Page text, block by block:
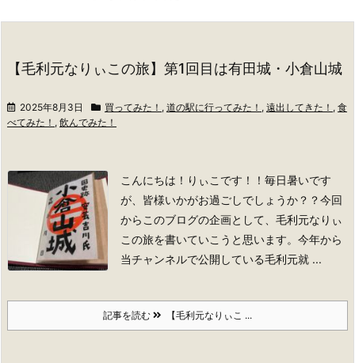
【毛利元なりぃこの旅】第1回目は有田城・小倉山城
2025年8月3日 買ってみた！ , 道の駅に行ってみた！ , 遠出してきた！ , 食
べてみた！ , 飲んでみた！
こんにちは！りぃこです！！ 毎日暑いです
が、皆様いかがお過ごしでしょうか？？今回
からこのブログの企画として、毛利元なりぃ
この旅を書いていこうと思います。 今年から
当チャンネルで公開している毛利元就 ...
記事を読む 【毛利元なりぃこ ...